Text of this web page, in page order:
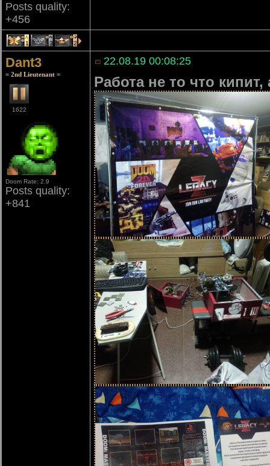
Posts quality:
+456
1 3 2
Dant3
= 2nd Lieutenant =
1622
Doom Rate: 2.9
Posts quality:
+841
22.08.19 00:08:25
Работа не то что